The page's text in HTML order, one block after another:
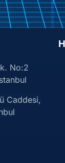
No:2
Caddesi,